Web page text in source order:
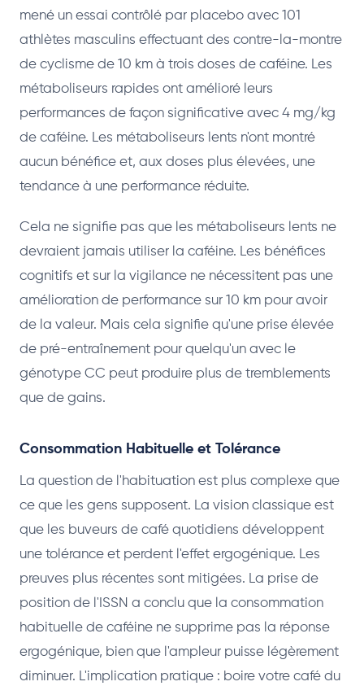
mené un essai contrôlé par placebo avec 101
athlètes masculins effectuant des contre-la-montre
de cyclisme de 10 km à trois doses de caféine. Les
métaboliseurs rapides ont amélioré leurs
performances de façon significative avec 4 mg/kg
de caféine. Les métaboliseurs lents n'ont montré
aucun bénéfice et, aux doses plus élevées, une
tendance à une performance réduite.
Cela ne signifie pas que les métaboliseurs lents ne
devraient jamais utiliser la caféine. Les bénéfices
cognitifs et sur la vigilance ne nécessitent pas une
amélioration de performance sur 10 km pour avoir
de la valeur. Mais cela signifie qu'une prise élevée
de pré-entraînement pour quelqu'un avec le
génotype CC peut produire plus de tremblements
que de gains.
Consommation Habituelle et Tolérance
La question de l'habituation est plus complexe que
ce que les gens supposent. La vision classique est
que les buveurs de café quotidiens développent
une tolérance et perdent l'effet ergogénique. Les
preuves plus récentes sont mitigées. La prise de
position de l'ISSN a conclu que la consommation
habituelle de caféine ne supprime pas la réponse
ergogénique, bien que l'ampleur puisse légèrement
diminuer. L'implication pratique : boire votre café du